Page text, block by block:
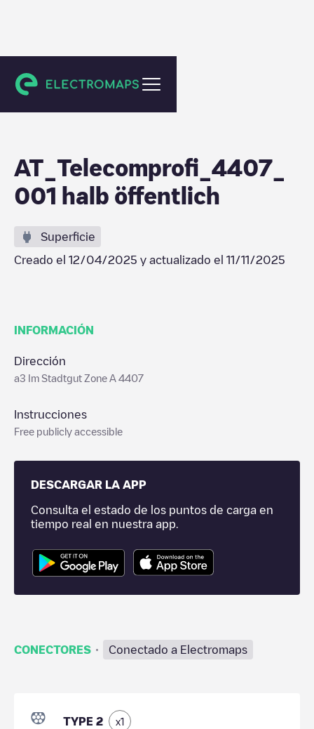
Steyr
AT_Telecomprofi_4407_
001 halb öffentlich
Superficie
Creado el 12/04/2025 y actualizado el 11/11/2025
INFORMACIÓN
Dirección
a3 Im Stadtgut Zone A 4407
Instrucciones
Free publicly accessible
DESCARGAR LA APP
Consulta el estado de los puntos de carga en
tiempo real en nuestra app.
CONECTORES · Conectado a Electromaps
TYPE 2 x1